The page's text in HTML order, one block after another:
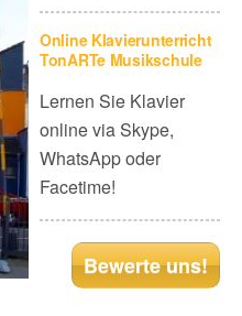
Online Klavierunterricht
TonARTe Musikschule
Lernen Sie Klavier
online via Skype,
WhatsApp oder
Facetime!
Bewerte uns!